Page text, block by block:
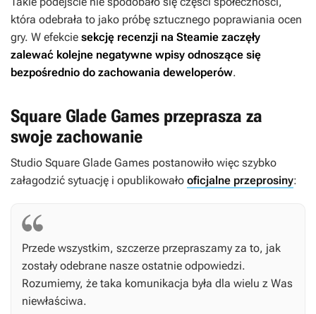
która odebrała to jako próbę sztucznego poprawiania ocen
gry. W efekcie sekcję recenzji na Steamie zaczęły
zalewać kolejne negatywne wpisy odnoszące się
bezpośrednio do zachowania deweloperów.
Square Glade Games przeprasza za
swoje zachowanie
Studio Square Glade Games postanowiło więc szybko
załagodzić sytuację i opublikowało oficjalne przeprosiny:
Przede wszystkim, szczerze przepraszamy za to, jak
zostały odebrane nasze ostatnie odpowiedzi.
Rozumiemy, że taka komunikacja była dla wielu z Was
niewłaściwa.